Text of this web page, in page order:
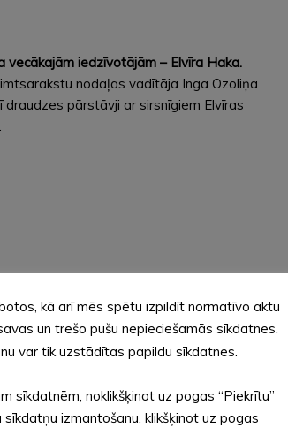
vecākajām iedzīvotājām – Elvīra Haka.
nodaļas vadītāja Inga Ozoliņa
draudzes pārstāvji ar sirsnīgiem Elvīras
kā arī mēs spētu izpildīt normatīvo aktu
un trešo pušu nepieciešamās sīkdatnes.
var tik uzstādītas papildu sīkdatnes.
sīkdatnēm, noklikšķinot uz pogas “Piekrītu”
izmantošanu, klikšķinot uz pogas